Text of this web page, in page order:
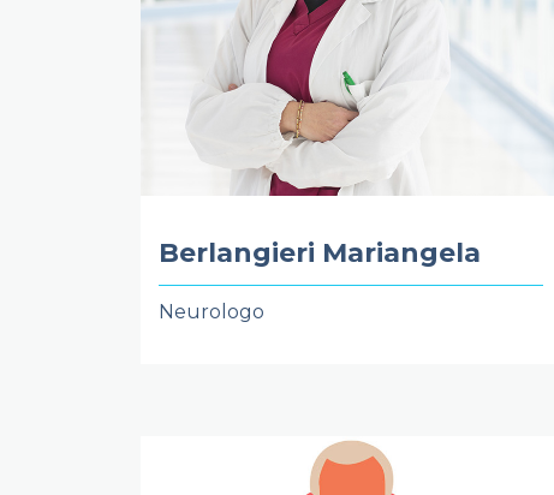
Berlangieri Mariangela
Neurologo